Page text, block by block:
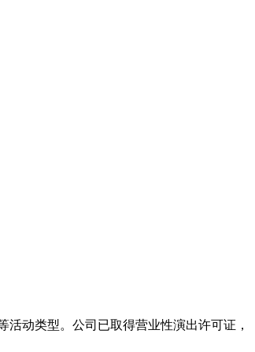
动类型。公司已取得营业性演出许可证，